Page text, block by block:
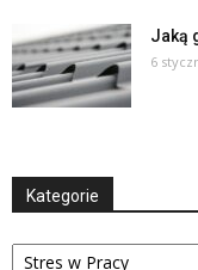
Jaką
6
Kategorie
Kategorie